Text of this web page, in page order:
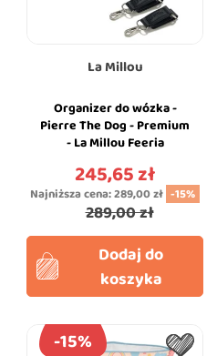
La Millou
Organizer do wózka -
Pierre The Dog - Premium
- La Millou Feeria
Cena
245,65 zł
Najniższa cena:289,00 zł -15%
289,00 zł
Dodaj do
koszyka
-15%